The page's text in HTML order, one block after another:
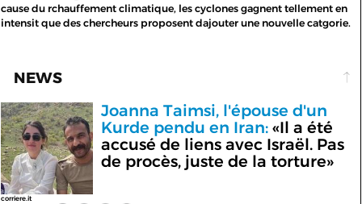
cause du rchauffement climatique, les cyclones gagnent tellement en
intensit que des chercheurs proposent dajouter une nouvelle catgorie.
NEWS
corriere.it
Joanna Taimsi, l'épouse d'un
Kurde pendu en Iran:«Il a été
accusé de liens avec Israël. Pas
de procès, juste de la torture»